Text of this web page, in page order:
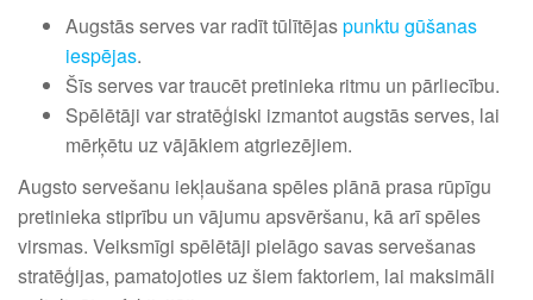
Augstās serves var radīt tūlītējaspunktu gūšanas
iespējas.
Šīs serves var traucēt pretinieka ritmu un pārliecību.
Spēlētāji var stratēģiski izmantot augstās serves, lai
mērķētu uz vājākiem atgriezējiem.
Augsto servešanu iekļaušana spēles plānā prasa rūpīgu
pretinieka stiprību un vājumu apsvēršanu, kā arī spēles
virsmas. Veiksmīgi spēlētāji pielāgo savas servešanas
stratēģijas, pamatojoties uz šiem faktoriem, lai maksimāli